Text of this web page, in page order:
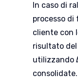
In caso di
processo di
cliente con
risultato
utilizzando
consolidate.